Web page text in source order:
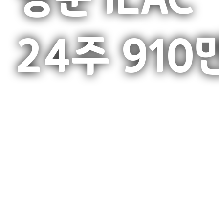
24주 910